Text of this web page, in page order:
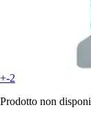
+-2
Prodotto non